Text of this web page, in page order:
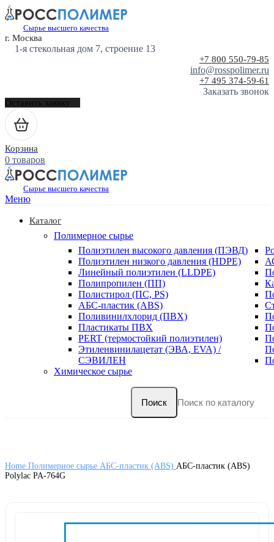
Сырье высшего качества
г. Москва
1-я стекольная дом 7, строение 13
+7 800 550-79-85
info@rosspolimer.ru
+7 495 374-59-61
Заказать звонок
Оставить заявку
Корзина
0 товаров
Сырье высшего качества
Меню
Каталог
Полимерное сырье
Полиэтилен высокого давления (ПЭВД)
Полиэтилен низкого давления (HDPE)
Линейный полиэтилен (LLDPE)
Полипропилен (ПП)
Полистирол (ПС, PS)
АБС-пластик (ABS)
Поливинилхлорид (ПВХ)
Пластикаты ПВХ
PERT (термостойкий полиэтилен)
Этиленвинилацетат (ЭВА, EVA) /
СЭВИЛЕН
Химическое сырье
Поиск
Home Полимерное сырье АБС-пластик (ABS) АБС-пластик (ABS)
Polylac PA-764G